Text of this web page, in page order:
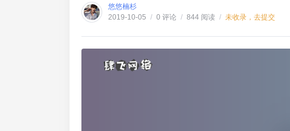
悠悠楠杉
2019-10-05 / 0 评论 / 844 阅读 / 未收录，去提交